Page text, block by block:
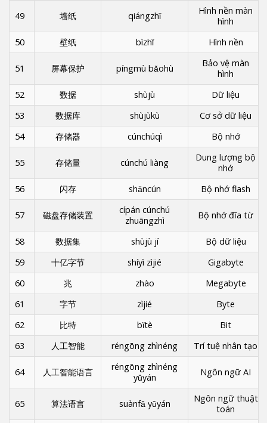
49 墙纸 qiángzhǐ
Hình nền màn
hình
50
壁纸 bìzhǐ Hình nền
51 屏幕保护 píngmù bǎohù
Bảo vệ màn
hình
52
数据 shùjù
Dữ liệu
53
数据库 shùjùkù
Cơ sở dữ liệu
54
存储器 cúnchúqì Bộ nhớ
55 存储量 cúnchú liàng
Dung lượng bộ
nhớ
56
闪存 shǎncún Bộ nhớ flash
57 磁盘存储装置
cípán cúnchú
zhuāngzhì
Bộ nhớ đĩa từ
58 数据集 shùjù jí
Bộ dữ liệu
59
十亿字节 shíyì zìjié
Gigabyte
60
兆 zhào
Megabyte
61
字节 zìjié
Byte
62
比特 bǐtè
Bit
63
人工智能 réngōng zhìnéng Trí tuệ nhân tạo
64 人工智能语言
réngōng zhìnéng
yǔyán
Ngôn ngữ AI
65 算法语言 suànfǎ yǔyán
Ngôn ngữ thuật
toán